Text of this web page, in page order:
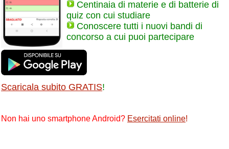
Centinaia di materie e di batterie di
quiz con cui studiare
Conoscere tutti i nuovi bandi di
concorso a cui puoi partecipare
Scaricala subito GRATIS!
Non hai uno smartphone Android? Esercitati online!